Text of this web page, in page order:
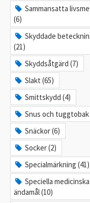
Sammansatta
(6)
Skyddade
(21)
Skyddsåtgärd (7)
Slakt (65)
Smittskydd (4)
Snus och tuggtobak
Snäckor (6)
Socker (2)
Specialmärkning (41)
Speciella medicinska
ändamål (10)